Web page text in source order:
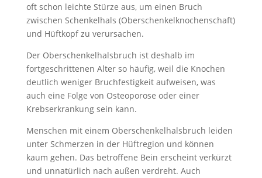
oft schon leichte Stürze aus, um einen Bruch
zwischen Schenkelhals (Oberschenkelknochenschaft)
und Hüftkopf zu verursachen.
Der Oberschenkelhalsbruch ist deshalb im
fortgeschrittenen Alter so häufig, weil die Knochen
deutlich weniger Bruchfestigkeit aufweisen, was
auch eine Folge von Osteoporose oder einer
Krebserkrankung sein kann.
Menschen mit einem Oberschenkelhalsbruch leiden
unter Schmerzen in der Hüftregion und können
kaum gehen. Das betroffene Bein erscheint verkürzt
und unnatürlich nach außen verdreht. Auch